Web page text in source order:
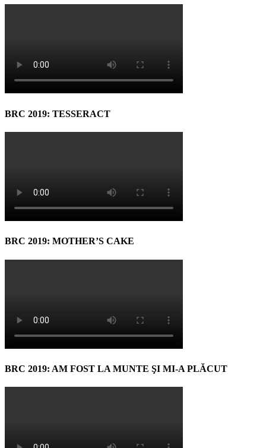
BRC 2019: TESSERACT
BRC 2019: MOTHER’S CAKE
BRC 2019: AM FOST LA MUNTE ŞI MI-A PLĂCUT